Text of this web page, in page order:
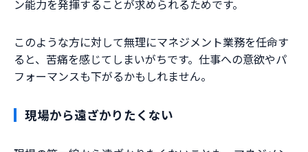
ン能力を発揮することが求められるためです。
このような方に対して無理にマネジメント業務を任命す
ると、苦痛を感じてしまいがちです。仕事への意欲やパ
フォーマンスも下がるかもしれません。
現場から遠ざかりたくない